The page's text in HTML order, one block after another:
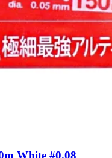
White #0.08